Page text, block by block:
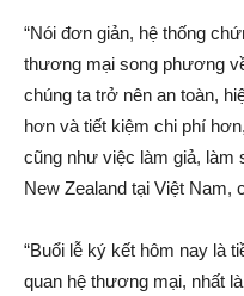
“Nói đơn gi‌ản, hệ thống
thương mại song phương
chúng ta trở nên an toàn,
hơn và tiết kiệm chi phí
cũng như việc làm gi‌ả, làm
New Zealand tại Việt Nam,
“Buổi lễ ký kết hôm nay là
qua‌n h‌ệ thương mại, nhất